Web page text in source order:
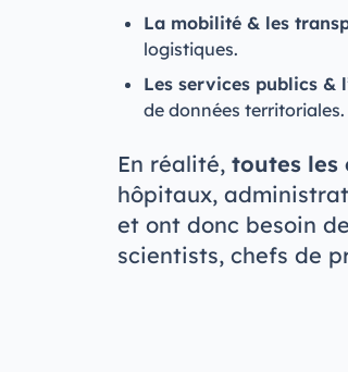
La mobilité & les
logistiques.
Les services publics &
de données territoriales.
En réalité, toutes les
hôpitaux,
et ont donc besoin
scientists, chefs de